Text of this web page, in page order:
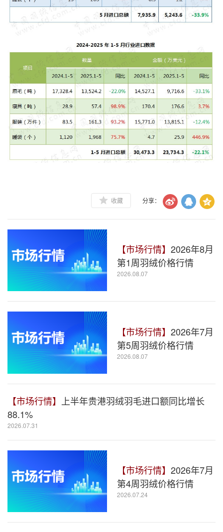
收藏 分享：
【市场行情】 2026年8月
第1周羽绒价格行情
2026.08.07
【市场行情】 2026年7月
第5周羽绒价格行情
2026.08.07
【市场行情】
上半年贵港羽绒羽毛进口额同比增长
88.1%
2026.07.31
【市场行情】 2026年7月
第4周羽绒价格行情
2026.07.24